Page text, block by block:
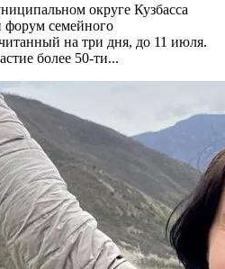
округе Кузбасса
форум семейного
на три дня, до 11 июля.
более 50-ти...